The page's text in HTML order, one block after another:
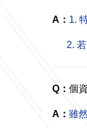
A： 1.
2. 若
Q： 個
A： 雖